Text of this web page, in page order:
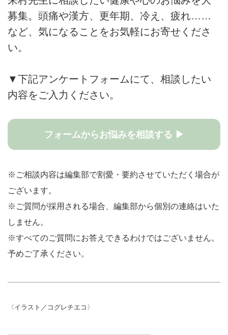
募集。頭痛や漢方、更年期、冷え、疲れ……
など、気になることをお気軽にお寄せくださ
い。
▼下記アンケートフォームにて、相談したい
内容をご入力ください。
フォームからお悩みを相談する ▶
※ご相談内容は編集部で割愛・要約させていただく場合が
ございます。
※ご質問が採用される場合、編集部から個別の連絡はいた
しません。
※すべてのご質問にお答えできるわけではございません。
予めご了承ください。
〈イラスト／コグレチエコ〉